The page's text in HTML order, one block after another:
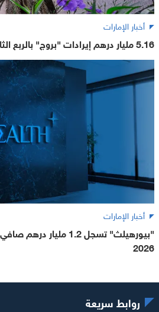
أخبار الإمارات
5.16 مليار درهم إيرادات "بروج" بالربع الثاني من 2026
أخبار الإمارات
"بيورهيلث" تسجل 1.2
2026
روابط سريعة